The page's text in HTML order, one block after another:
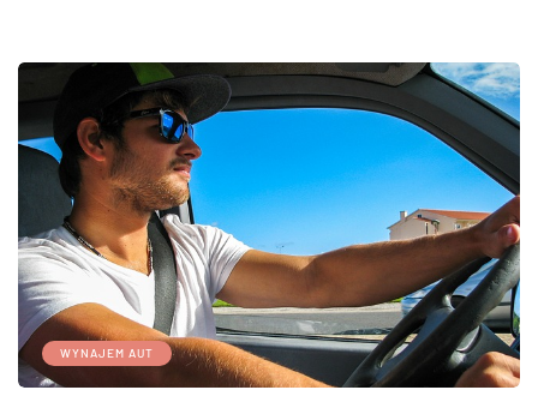
WYNAJEM AUT